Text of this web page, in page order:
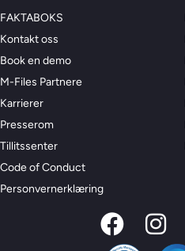
FAKTABOKS
Kontakt oss
Book en demo
M-Files Partnere
Karrierer
Presserom
Tillitssenter
Code of Conduct
Personvernerklæring